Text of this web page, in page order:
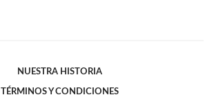
NUESTRA HISTORIA
TÉRMINOS Y CONDICIONES